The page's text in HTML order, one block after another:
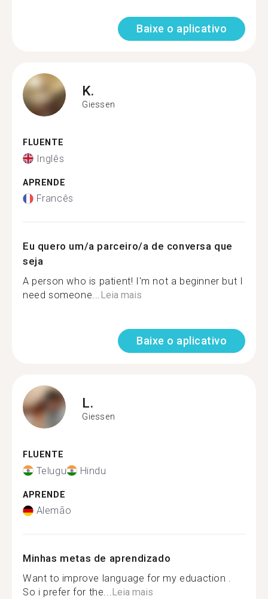
Baixe o aplicativo
K.
Giessen
FLUENTE
Inglês
APRENDE
Francês
Eu quero um/a parceiro/a de conversa que
seja
A person who is patient! I'm not a beginner but I
need someone...Leia mais
Baixe o aplicativo
L.
Giessen
FLUENTE
Telugu Hindu
APRENDE
Alemão
Minhas metas de aprendizado
Want to improve language for my eduaction .
So i prefer for the...Leia mais